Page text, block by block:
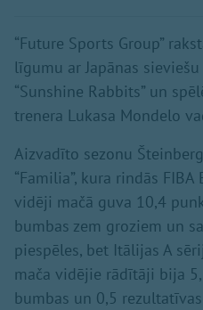
“Future Sports Group”
līgumu ar Japānas
“Sunshine Rabbits” un
trenera Lukasa Mondelo
Aizvadīto sezonu
“Familia”, kura rindās
vidēji mačā guva 10,4
bumbas zem groziem un
piespēles, bet Itālijas A
mača vidējie rādītāji bija
bumbas un 0,5